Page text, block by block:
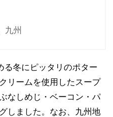
九州
る冬にピッタリのポター
リームを使用したスープ
なしめじ・ベーコン・パ
しました。なお、九州地